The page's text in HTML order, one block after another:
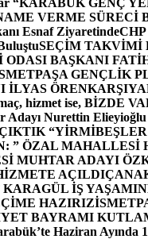
“KARABÜK GENÇ
VERME SÜRECİ
Esnaf ZiyaretindeCHP
SEÇİM TAKVİMİ
BAŞKANI
GENÇLİK
İLYAS ÖREN
hizmet ise, BİZDE
Adayı Nurettin
“
” ÖZAL MAHALLESİ
MUHTAR ADAYI
AÇILDI
İŞ
HAZIRIZ
BAYRAMI
Haziran Ayında